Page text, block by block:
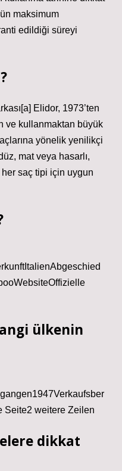
maksimum
edildiği süreyi
Elidor, 1973’ten
ve kullanmaktan büyük
yönelik yenilikçi
mat veya hasarlı,
saç tipi için uygun
ülkenin
Seite2 weitere Zeilen
dikkat